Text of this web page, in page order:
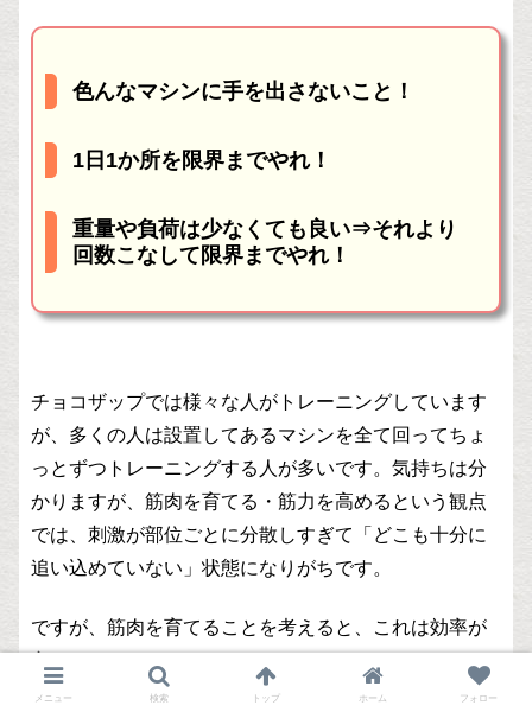
色んなマシンに手を出さないこと！
1日1か所を限界までやれ！
重量や負荷は少なくても良い⇒それより
回数こなして限界までやれ！
チョコザップでは様々な人がトレーニングしています
が、多くの人は設置してあるマシンを全て回ってちょ
っとずつトレーニングする人が多いです。気持ちは分
かりますが、筋肉を育てる・筋力を高めるという観点
では、刺激が部位ごとに分散しすぎて「どこも十分に
追い込めていない」状態になりがちです。
ですが、筋肉を育てることを考えると、これは効率が
メニュー 検索 トップ ホーム フォロー